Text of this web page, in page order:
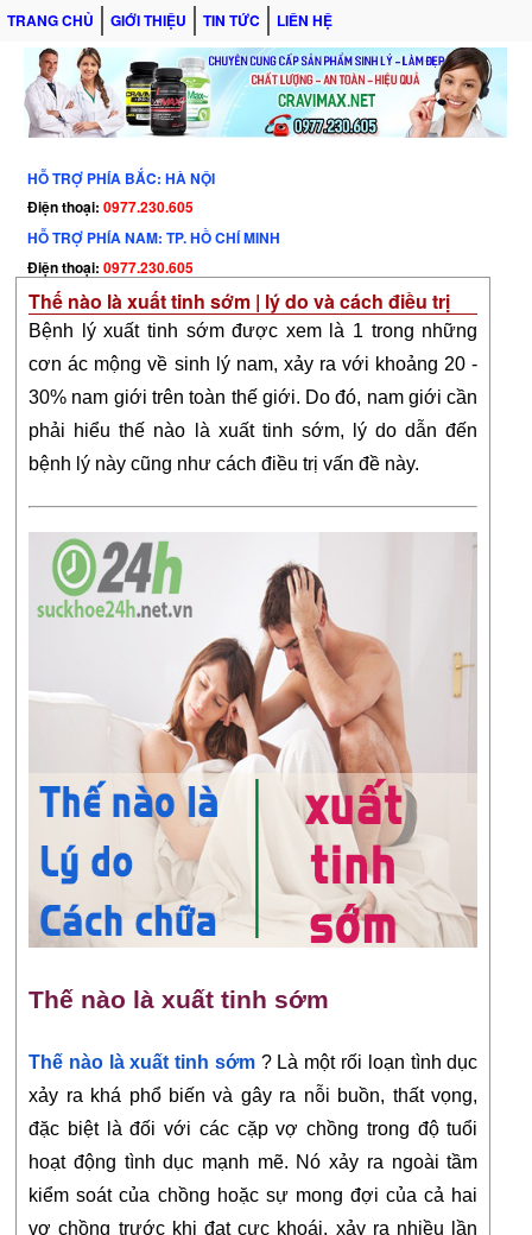
TRANG CHỦ GIỚI THIỆU TIN TỨC LIÊN HỆ
HỖ TRỢ PHÍA BẮC: HÀ NỘI
Điện thoại: 0977.230.605
HỖ TRỢ PHÍA NAM: TP. HỒ CHÍ MINH
Điện thoại: 0977.230.605
Thế nào là xuất tinh sớm | lý do và cách điều trị
Bệnh lý xuất tinh sớm được xem là 1 trong những
cơn ác mộng về sinh lý nam, xảy ra với khoảng 20 -
30% nam giới trên toàn thế giới. Do đó, nam giới cần
phải hiểu thế nào là xuất tinh sớm, lý do dẫn đến
bệnh lý này cũng như cách điều trị vấn đề này.
Thế nào là xuất tinh sớm
Thế nào là xuất tinh sớm ? Là một rối loạn tình dục
xảy ra khá phổ biến và gây ra nỗi buồn, thất vọng,
đặc biệt là đối với các cặp vợ chồng trong độ tuổi
hoạt động tình dục mạnh mẽ. Nó xảy ra ngoài tầm
kiểm soát của chồng hoặc sự mong đợi của cả hai
vợ chồng trước khi đạt cực khoái, xảy ra nhiều lần